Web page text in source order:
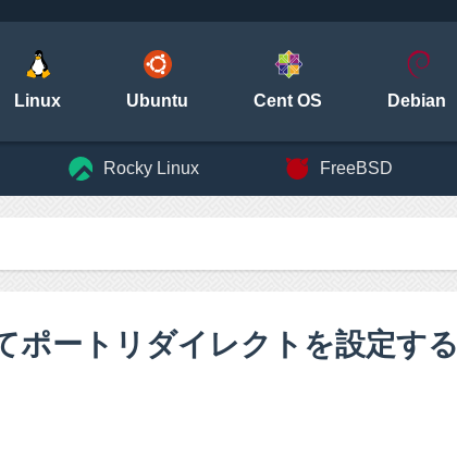
Linux Ubuntu Cent OS Debian
Rocky Linux FreeBSD
ポートリダイレクトを設定する